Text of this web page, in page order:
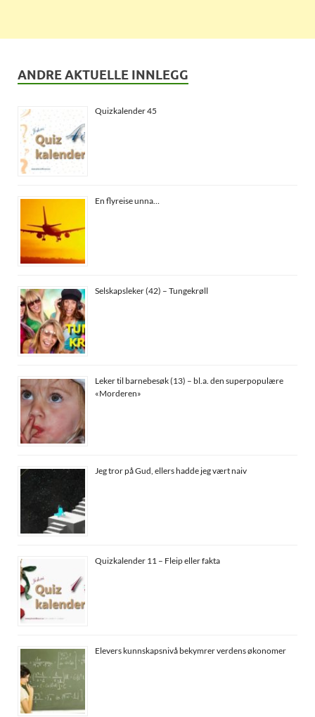
ANDRE AKTUELLE INNLEGG
Quizkalender 45
En flyreise unna…
Selskapsleker (42) – Tungekrøll
Leker til barnebesøk (13) – bl.a. den superpopulære
«Morderen»
Jeg tror på Gud, ellers hadde jeg vært naiv
Quizkalender 11 – Fleip eller fakta
Elevers kunnskapsnivå bekymrer verdens økonomer